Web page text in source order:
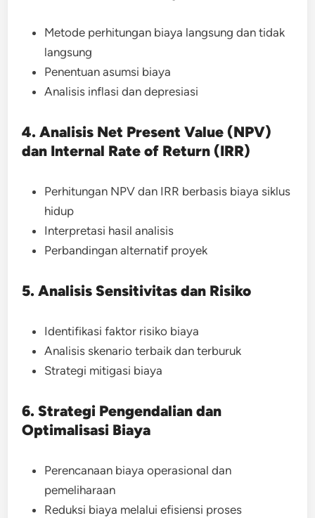
Metode perhitungan biaya langsung dan tidak
langsung
Penentuan asumsi biaya
Analisis inflasi dan depresiasi
4. Analisis Net Present Value (NPV)
dan Internal Rate of Return (IRR)
Perhitungan NPV dan IRR berbasis biaya siklus
hidup
Interpretasi hasil analisis
Perbandingan alternatif proyek
5. Analisis Sensitivitas dan Risiko
Identifikasi faktor risiko biaya
Analisis skenario terbaik dan terburuk
Strategi mitigasi biaya
6. Strategi Pengendalian dan
Optimalisasi Biaya
Perencanaan biaya operasional dan
pemeliharaan
Reduksi biaya melalui efisiensi proses